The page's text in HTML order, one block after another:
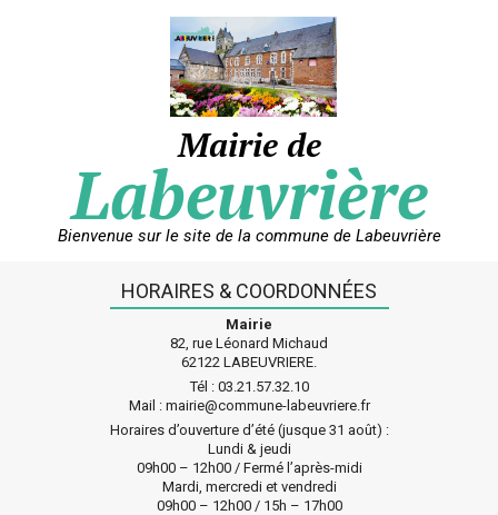
Mairie de
Labeuvrière
Bienvenue sur le site de la commune de Labeuvrière
HORAIRES & COORDONNÉES
Mairie
82, rue Léonard Michaud
62122 LABEUVRIERE.
Tél : 03.21.57.32.10
Mail : mairie@commune-labeuvriere.fr
Horaires d’ouverture d’été (jusque 31 août) :
Lundi & jeudi
09h00 – 12h00 / Fermé l’après-midi
Mardi, mercredi et vendredi
09h00 – 12h00 / 15h – 17h00